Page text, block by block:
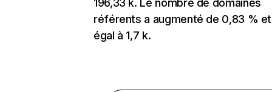
196,33 k. Le nombre de domaines
référents a augmenté de 0,83 %
égal à 1,7 k.